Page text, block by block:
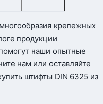
крепежных
продукции
наши опытные
нам или оставляйте
штифты DIN 6325 из